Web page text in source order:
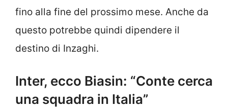
fino alla fine del prossimo mese. Anche da
questo potrebbe quindi dipendere il
destino di Inzaghi.
Inter, ecco Biasin: “Conte cerca
una squadra in Italia”